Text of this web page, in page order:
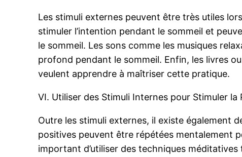
Les stimuli externes peuvent être très utiles
stimuler l’intention pendant le sommeil et
le sommeil. Les sons comme les musiques
profond pendant le sommeil. Enfin, les livres
veulent apprendre à maîtriser cette pratique.
VI. Utiliser des Stimuli Internes pour Stimuler la
Outre les stimuli externes, il existe également
positives peuvent être répétées mentalement
important d’utiliser des techniques